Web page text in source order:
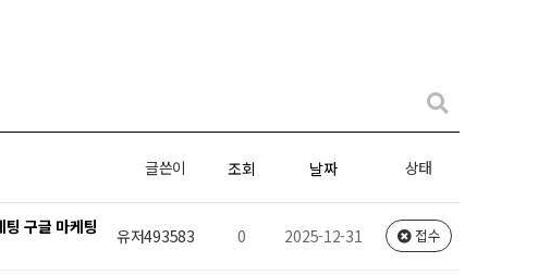
글쓴이 조회 날짜 상태
구글 마케팅
유저493583 0 2025-12-31 접수